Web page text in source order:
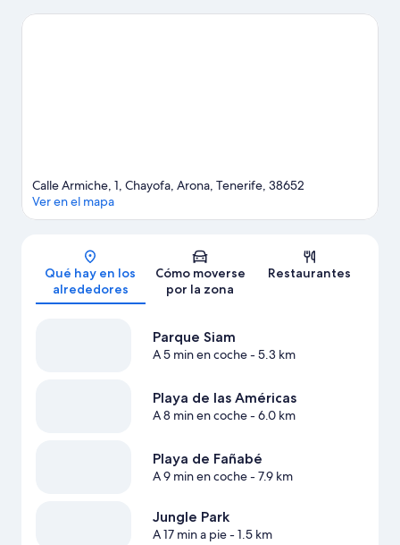
Las Vistas y Playa de las Américas son lo que necesitas. ¿Viajas
Mapa
Calle Armiche, 1, Chayofa, Arona, Tenerife, 38652
Ver en el mapa
Qué hay en los
alrededores
Cómo moverse
por la zona
Restaurantes
Parque Siam
A 5 min en coche- 5.3 km
Playa de las Américas
A 8 min en coche- 6.0 km
Playa de Fañabé
A 9 min en coche- 7.9 km
Jungle Park
A 17 min a pie- 1.5 km